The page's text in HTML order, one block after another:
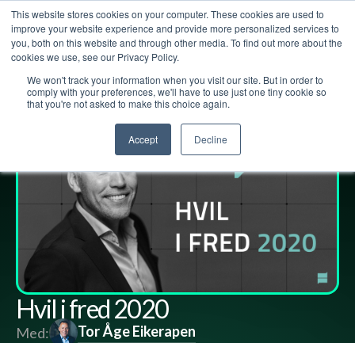
This website stores cookies on your computer. These cookies are used to
improve your website experience and provide more personalized services to
you, both on this website and through other media. To find out more about the
cookies we use, see our Privacy Policy.
We won't track your information when you visit our site. But in order to
comply with your preferences, we'll have to use just one tiny cookie so
that you're not asked to make this choice again.
Accept Decline
Lederpodden 25des2020 48 Del
Hvil i fred 2020
Med:
Tor Åge Eikerapen